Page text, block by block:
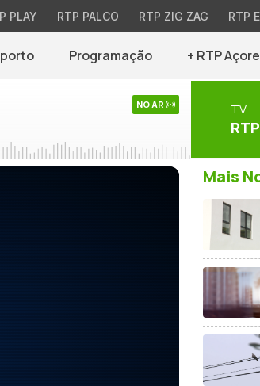
PLAY RTP PALCO RTP ZIG ZAG RTP
Programação + RTP
NO AR TV
Mais